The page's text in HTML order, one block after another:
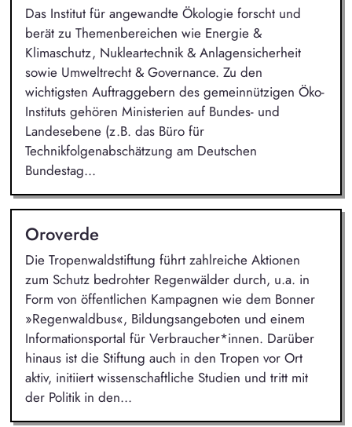
Das Institut für angewandte Ökologie forscht und
berät zu Themenbereichen wie Energie &
Klimaschutz, Nukleartechnik & Anlagensicherheit
sowie Umweltrecht & Governance. Zu den
wichtigsten Auftraggebern des gemeinnützigen Öko-
Instituts gehören Ministerien auf Bundes- und
Landesebene (z.B. das Büro für
Technikfolgenabschätzung am Deutschen
Bundestag...
Oroverde
Die Tropenwaldstiftung führt zahlreiche Aktionen
zum Schutz bedrohter Regenwälder durch, u.a. in
Form von öffentlichen Kampagnen wie dem Bonner
»Regenwaldbus«, Bildungsangeboten und einem
Informationsportal für Verbraucher*innen. Darüber
hinaus ist die Stiftung auch in den Tropen vor Ort
aktiv, initiiert wissenschaftliche Studien und tritt mit
der Politik in den...